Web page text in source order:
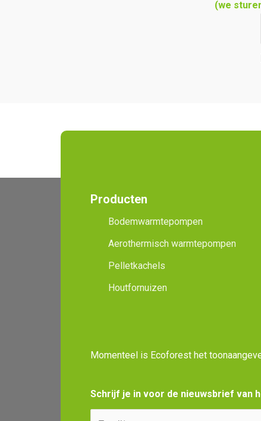
(we
Producten
Bodemwarmtepompen
Aerothermisch warmtepompen
Pelletkachels
Houtfornuizen
Momenteel is Ecoforest het
Schrijf je in voor de nieuwsbrief van